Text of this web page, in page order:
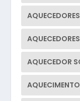
AQUECEDOR